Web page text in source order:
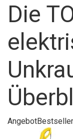
Die
Angebot